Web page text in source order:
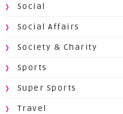
Social
Social Affairs
Society & Charity
Sports
Super Sports
Travel